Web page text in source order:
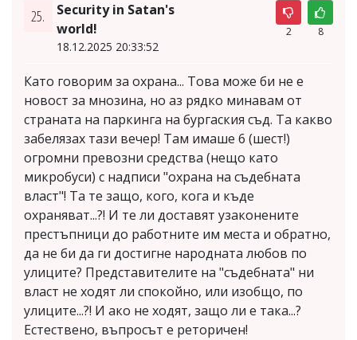
25.
Security in Satan's
world!
18.12.2025 20:33:52
2 8
Като говорим за охрана... Това може би не е
новост за мнозина, но аз рядко минавам от
страната на паркинга на бургаския съд. Та какво
забелязах тази вечер! Там имаше 6 (шест!)
огромни превозни средства (нещо като
микробуси) с надписи "охрана на съдебната
власт"! Та те защо, кого, кога и къде
охраняват...?! И те ли доставят узаконените
престъпници до работните им места и обратно,
да не би да ги достигне народната любов по
улиците? Представителите на "съдебната" ни
власт не ходят ли спокойно, или изобщо, по
улиците...?! И ако не ходят, защо ли е така...?
Естествено, въпросът е реторичен!